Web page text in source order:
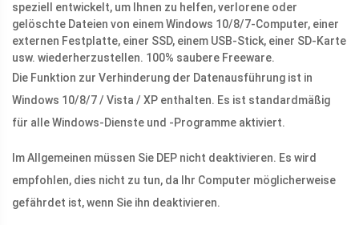
speziell entwickelt, um Ihnen zu helfen, verlorene oder
gelöschte Dateien von einem Windows 10/8/7-Computer, einer
externen Festplatte, einer SSD, einem USB-Stick, einer SD-Karte
usw. wiederherzustellen. 100% saubere Freeware.
Die Funktion zur Verhinderung der Datenausführung ist in
Windows 10/8/7 / Vista / XP enthalten. Es ist standardmäßig
für alle Windows-Dienste und -Programme aktiviert.
Im Allgemeinen müssen Sie DEP nicht deaktivieren. Es wird
empfohlen, dies nicht zu tun, da Ihr Computer möglicherweise
gefährdet ist, wenn Sie ihn deaktivieren.